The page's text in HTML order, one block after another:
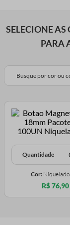
SELECIONE
PARA
Busque por cor ou
Quantidade
Cor:
R$ 76,90